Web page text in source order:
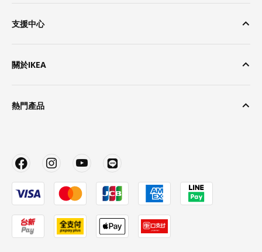
支援中心
關於IKEA
熱門產品